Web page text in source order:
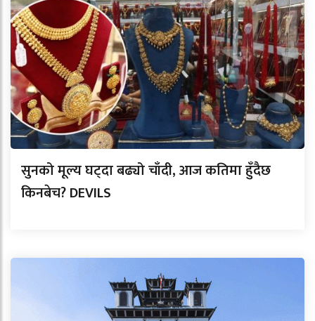
सुनको मूल्य घट्दा बढ्यो चाँदी, आज कतिमा हुँदैछ
किनबेच? DEVILS